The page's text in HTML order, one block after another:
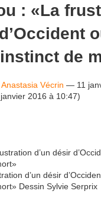
: «La
de
Anastasia Vécrin — 11
2016 à 10:47)
d’un désir
Dessin Sylvie Serprix